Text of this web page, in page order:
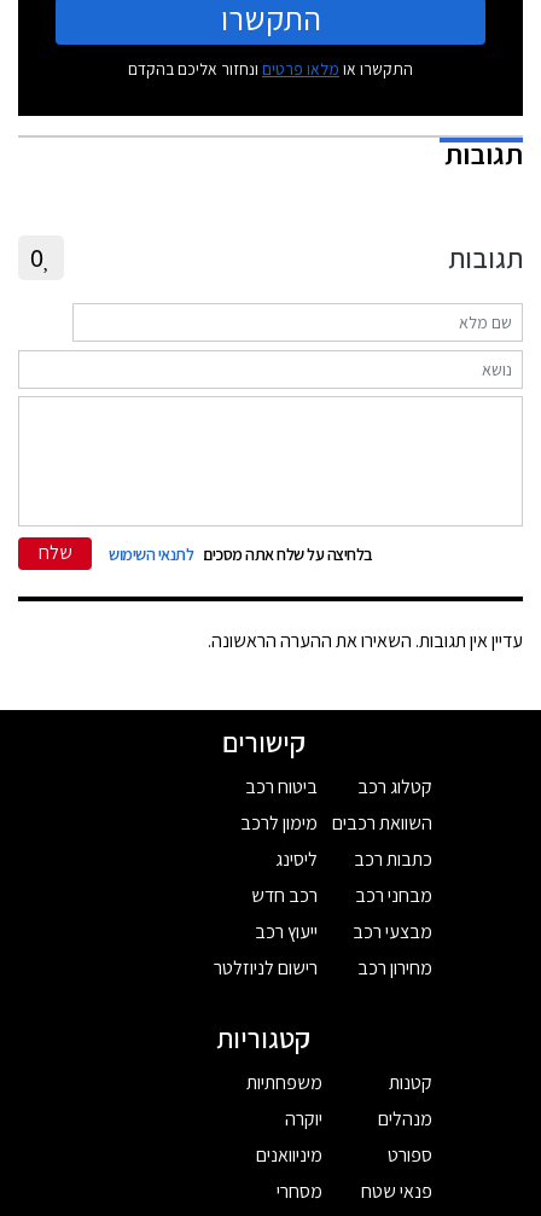
התקשרו
התקשרו או מלאו פרטים ונחזור אליכם בהקדם
תגובות
תגובות 0
בלחיצה על שלח אתה מסכים לתנאי השימוש שלח
עדיין אין תגובות. השאירו את ההערה הראשונה.
קישורים
קטלוג רכב
השוואת רכבים
כתבות רכב
מבחני רכב
מבצעי רכב
מחירון רכב
ביטוח רכב
מימון לרכב
ליסינג
רכב חדש
ייעוץ רכב
רישום לניוזלטר
קטגוריות
קטנות
מנהלים
ספורט
פנאי שטח
משפחתיות
יוקרה
מיניוואנים
מסחרי